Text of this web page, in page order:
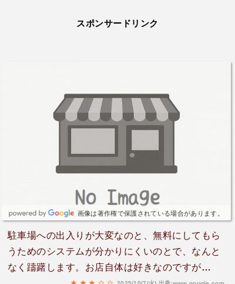
スポンサードリンク
画像は著作権で保護されている場合があります。
駐車場への出入りが大変なのと、無料にしてもら
うためのシステムが分かりにくいのとで、なんと
なく躊躇します。お店自体は好きなのですが…